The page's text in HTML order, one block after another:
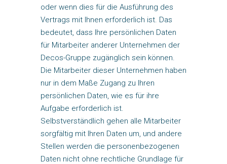
oder wenn dies für die Ausführung des
Vertrags mit Ihnen erforderlich ist. Das
bedeutet, dass Ihre persönlichen Daten
für Mitarbeiter anderer Unternehmen der
Decos-Gruppe zugänglich sein können.
Die Mitarbeiter dieser Unternehmen haben
nur in dem Maße Zugang zu Ihren
persönlichen Daten, wie es für ihre
Aufgabe erforderlich ist.
Selbstverständlich gehen alle Mitarbeiter
sorgfältig mit Ihren Daten um, und andere
Stellen werden die personenbezogenen
Daten nicht ohne rechtliche Grundlage für